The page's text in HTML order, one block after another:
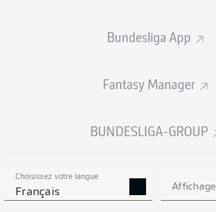
Bundesliga App
Fantasy Manager
BUNDESLIGA-GROUP
Choisissez votre langue
Français Affichage